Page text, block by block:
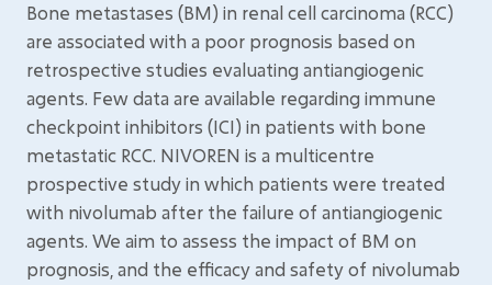
Bone metastases (BM) in renal cell carcinoma (RCC)
are associated with a poor prognosis based on
retrospective studies evaluating antiangiogenic
agents. Few data are available regarding immune
checkpoint inhibitors (ICI) in patients with bone
metastatic RCC. NIVOREN is a multicentre
prospective study in which patients were treated
with nivolumab after the failure of antiangiogenic
agents. We aim to assess the impact of BM on
prognosis, and the efficacy and safety of nivolumab